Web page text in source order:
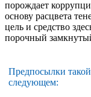
порождает
основу расцвета
цель и средство
порочный
Предпосылки такой
следующем: